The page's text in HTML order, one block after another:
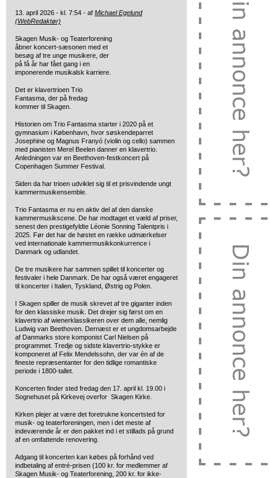
13. april 2026 - kl. 7:54 - af Michael Egelund
(WebRedaktør)
Skagen Musik- og Teaterforening
åbner koncert-sæsonen med et
besøg af tre unge musikere, der
på få år har fået gang i en
imponerende musikalsk karriere.
Det er klavertrioen Trio
Fantasma, der på fredag
kommer til Skagen.
Historien om Trio Fantasma starter i 2020 på et
gymnasium i København, hvor søskendeparret
Josephine og Magnus Franyó (violin og cello) sammen
med pianisten Merel Beelen danner en klavertrio.
Anledningen var en Beethoven-festkoncert på
Copenhagen Summer Festival.
Siden da har trioen udviklet sig til et prisvindende ungt
kammermusikensemble.
Trio Fantasma er nu en aktiv del af den danske
kammermusikscene. De har modtaget et væld af priser,
senest den prestigefyldte Léonie Sonning Talentpris i
2025. Før det har de høstet en række udmærkelser
ved internationale kammermusikkonkurrence i
Danmark og udlandet.
De tre musikere har sammen spillet til koncerter og
festivaler i hele Danmark. De har også været engageret
til koncerter i Italien, Tyskland, Østrig og Polen.
I Skagen spiller de musik skrevet af tre giganter inden
for den klassiske musik. Det drejer sig først om en
klavertrio af wienerklassikeren over dem alle, nemlig
Ludwig van Beethoven. Dernæst er et ungdomsarbejde
af Danmarks store komponist Carl Nielsen på
programmet. Tredje og sidste klavertrio-stykke er
komponeret af Felix Mendelssohn, der var én af de
fineste repræsentanter for den tidlige romantiske
periode i 1800-tallet.
Koncerten finder sted fredag den 17. april kl. 19.00 i
Sognehuset på Kirkevej overfor Skagen Kirke.
Kirken plejer at være det foretrukne koncertsted for
musik- og teaterforeningen, men i det meste af
indeværende år er den pakket ind i et stillads på grund
af en omfattende renovering.
Adgang til koncerten kan købes på forhånd ved
indbetaling af entré-prisen (100 kr. for medlemmer af
Skagen Musik- og Teaterforening, 200 kr. for ikke-